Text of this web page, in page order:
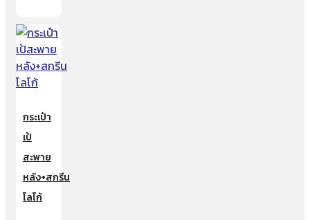
กระเป๋า
เป้
สะพาย
หลัง+สกรีน
โลโก้